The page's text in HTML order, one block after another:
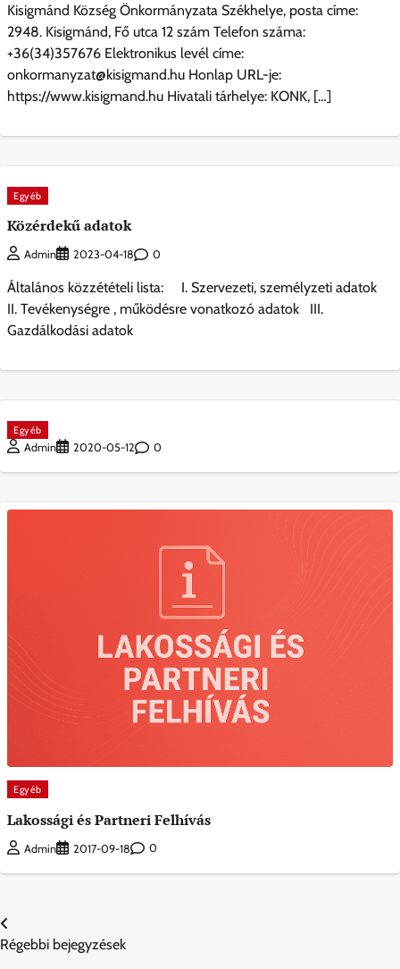
Kisigmánd Község Önkormányzata Székhelye, posta címe:
2948. Kisigmánd, Fő utca 12 szám Telefon száma:
+36(34)357676 Elektronikus levél címe:
onkormanyzat@kisigmand.hu Honlap URL-je:
https://www.kisigmand.hu Hivatali tárhelye: KONK, […]
Egyéb
Közérdekű adatok
Admin 2023-04-18 0
Általános közzétételi lista: I. Szervezeti, személyzeti adatok
II. Tevékenységre , működésre vonatkozó adatok III.
Gazdálkodási adatok
Egyéb
Admin 2020-05-12 0
Egyéb
Lakossági és Partneri Felhívás
Admin 2017-09-18 0
Bejegyzés
navigáció
Régebbi bejegyzések